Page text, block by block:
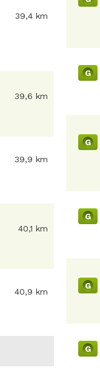
39,4 km
39,6 km
39,9 km
40,1 km
40,9 km
G
G
G
G
G